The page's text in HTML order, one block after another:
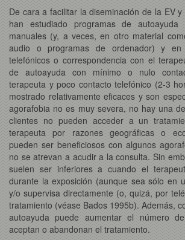
De cara a facilitar la diseminación de la EV
han estudiado programas de
manuales (y, a veces, en otro material
audio o programas de ordenador) y en
telefónicos o correspondencia con el
de autoayuda con mínimo o nulo
terapeuta y poco contacto telefónico (2-3
mostrado relativamente eficaces y son
agorafobia no es muy severa, no hay una
clientes no pueden acceder a un
terapeuta por razones geográficas o
pueden ser beneficiosos con algunos
no se atrevan a acudir a la consulta. Sin
suelen ser inferiores a cuando el
durante la exposición (aunque sea sólo en
y/o supervisa directamente (o, quizá, por
tratamiento (véase Bados 1995b). Además,
autoayuda puede aumentar el número
aceptan o abandonan el tratamiento.